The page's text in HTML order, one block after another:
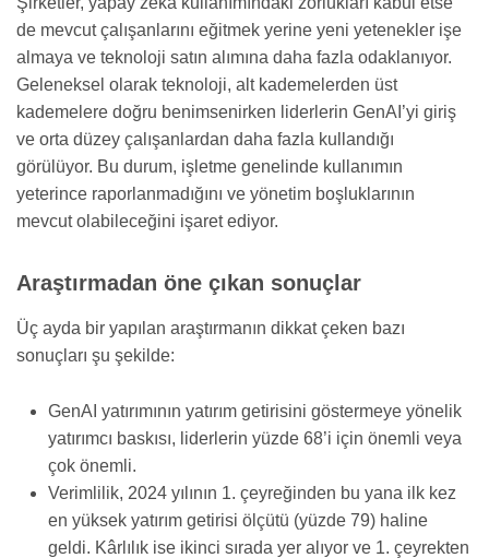
de mevcut çalışanlarını eğitmek yerine yeni yetenekler işe
almaya ve teknoloji satın alımına daha fazla odaklanıyor.
Geleneksel olarak teknoloji, alt kademelerden üst
kademelere doğru benimsenirken liderlerin GenAI’yi giriş
ve orta düzey çalışanlardan daha fazla kullandığı
görülüyor. Bu durum, işletme genelinde kullanımın
yeterince raporlanmadığını ve yönetim boşluklarının
mevcut olabileceğini işaret ediyor.
Araştırmadan öne çıkan sonuçlar
Üç ayda bir yapılan araştırmanın dikkat çeken bazı
sonuçları şu şekilde:
GenAI yatırımının yatırım getirisini göstermeye yönelik
yatırımcı baskısı, liderlerin yüzde 68’i için önemli veya
çok önemli.
Verimlilik, 2024 yılının 1. çeyreğinden bu yana ilk kez
en yüksek yatırım getirisi ölçütü (yüzde 79) haline
geldi. Kârlılık ise ikinci sırada yer alıyor ve 1. çeyrekten